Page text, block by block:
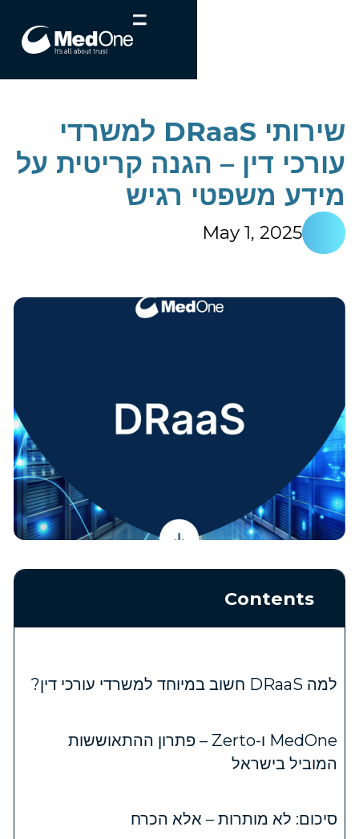
שירותי DRaaS למשרדי
עורכי דין – הגנה קריטית על
מידע משפטי רגיש
May 1, 2025
Contents
למה DRaaS חשוב במיוחד למשרדי עורכי דין?
MedOne ו-Zerto – פתרון ההתאוששות
המוביל בישראל
סיכום: לא מותרות – אלא הכרח